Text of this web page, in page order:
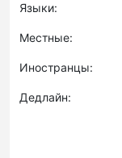
Языки:
Местные:
Иностранцы:
Дедлайн: